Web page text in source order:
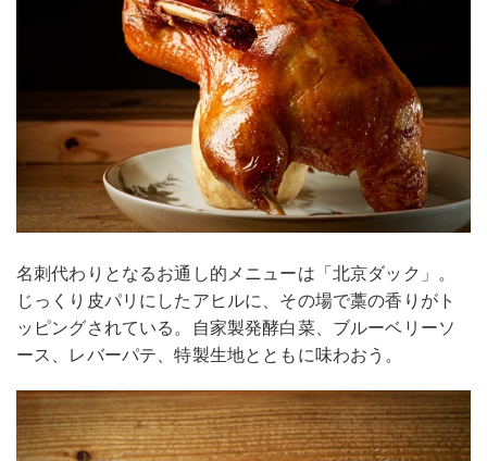
名刺代わりとなるお通し的メニューは「北京ダック」。
じっくり皮パリにしたアヒルに、その場で藁の香りがト
ッピングされている。自家製発酵白菜、ブルーベリーソ
ース、レバーパテ、特製生地とともに味わおう。